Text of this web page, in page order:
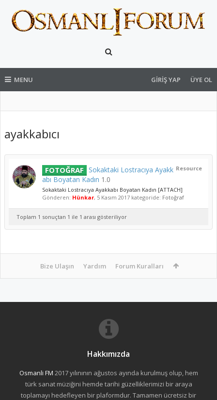
MENU GIRIŞ YAP ÜYE OL
ayakkabıcı
Resource
FOTOĞRAF Sokaktaki Lostracıya Ayakk
abı Boyatan Kadın 1.0
Sokaktaki Lostracıya Ayakkabı Boyatan Kadın [ATTACH]
Gönderen: Hünkar, 5 Kasım 2017 kategoride: Fotoğraf
Toplam 1 sonuçtan 1 ile 1 arası gösteriliyor
Bize Ulaşın Yardım Forum Kuralları
Hakkımızda
Osmanli FM 2017 yılınının ağustos ayında kurulmuş olup, hem
türk sanat müziğini hemde tarihi güzelliklerimizi bir araya
toplamayı hedefleyen bir plaformdur. Tamamen ücretsiz bir